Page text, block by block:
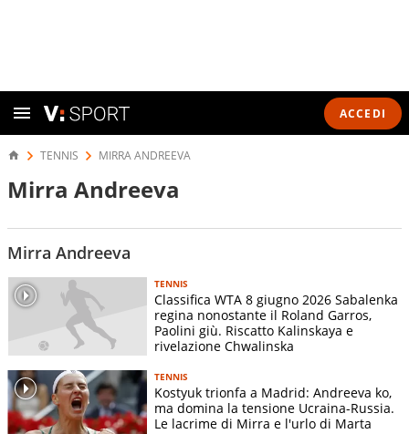
ACCEDI
TENNIS MIRRA ANDREEVA
Mirra Andreeva
Mirra Andreeva
TENNIS
Classifica WTA 8 giugno 2026 Sabalenka
regina nonostante il Roland Garros,
Paolini giù. Riscatto Kalinskaya e
rivelazione Chwalinska
TENNIS
Kostyuk trionfa a Madrid: Andreeva ko,
ma domina la tensione Ucraina-Russia.
Le lacrime di Mirra e l'urlo di Marta